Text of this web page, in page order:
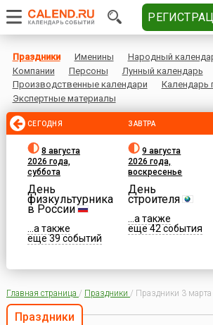
Праздники Именины Народный
Компании
Персоны
Лунный календарь
Производственные календари
Календарь
Экспертные материалы
СЕГОДНЯ
8 августа
2026 года,
суббота
День
физкультурника
в России
...а также
еще 39 событий
ЗАВТРА
9 августа
2026 года,
воскресенье
День
строителя
...а также
еще 42 события
Главная страница / Праздники / Праздники 3 марта
Праздники